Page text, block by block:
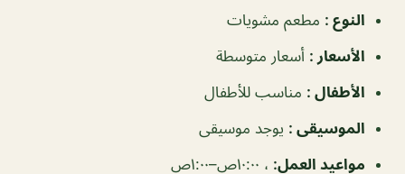
النوع : مطعم مشويات
الأسعار : أسعار متوسطة
الأطفال : مناسب للأطفال
الموسيقى : يوجد موسيقى
مواعيد العمل: ، ١٠:٠٠ص–١:٠٠ص